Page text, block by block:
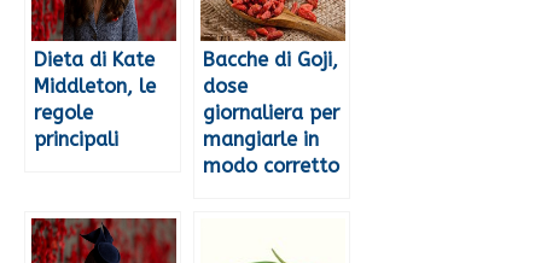
Dieta di Kate
Middleton, le
regole
principali
Bacche di Goji,
dose
giornaliera per
mangiarle in
modo corretto